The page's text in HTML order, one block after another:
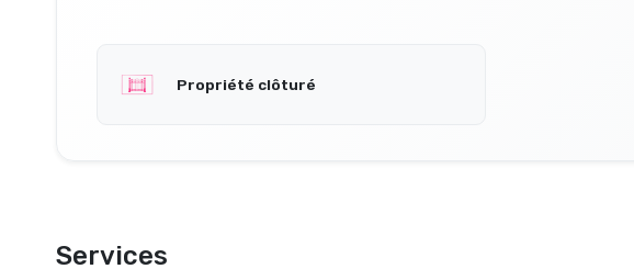
Propriété clôturé
Services